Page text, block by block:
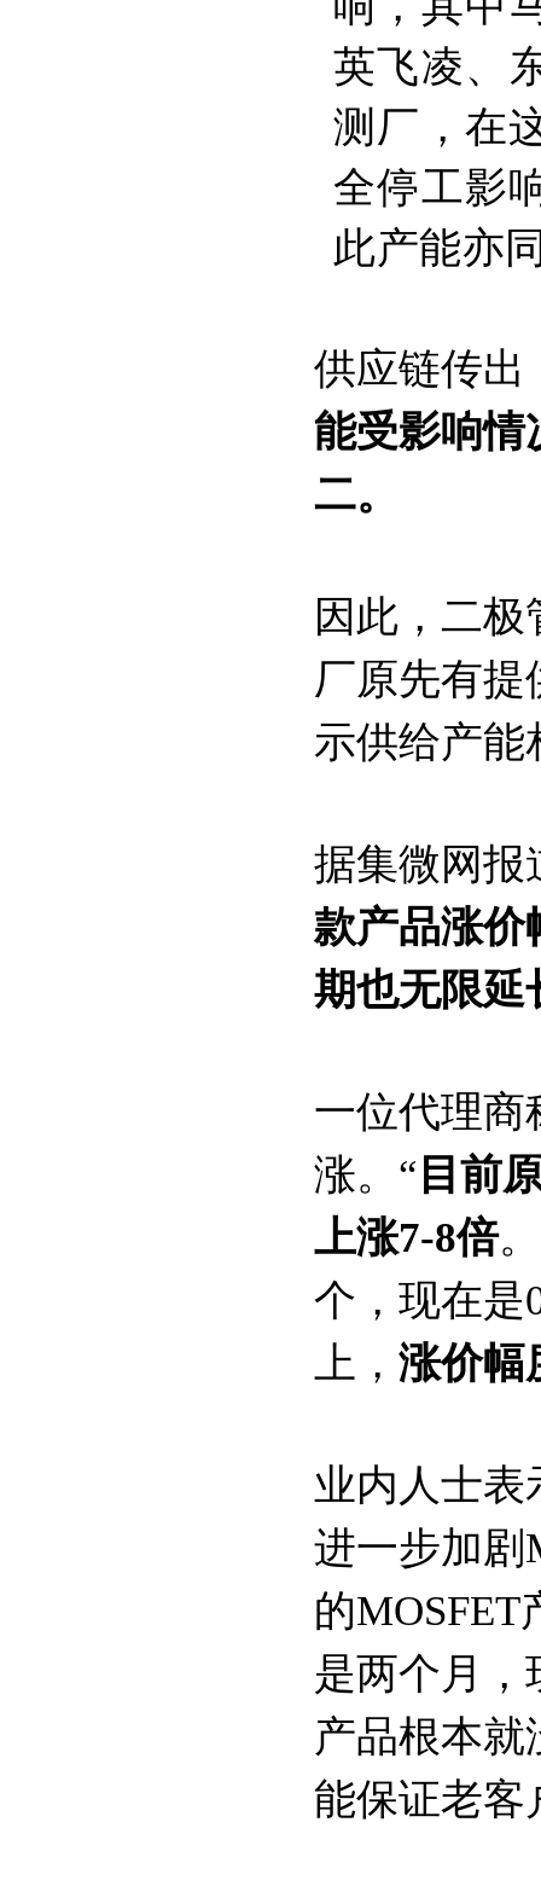
英飞凌、
测厂，在
全停工影
此产能亦
供应链传出
能受影响情
二。
因此，二
厂原先有提
示供给产能
据集微网报
款产品涨价
期也无限延
一位代理商
涨。“ 目前
上涨7-8倍
个，现在是
上， 涨价幅
业内人士表
进一步加剧
的
是两个月，
产品根本
能保证老客